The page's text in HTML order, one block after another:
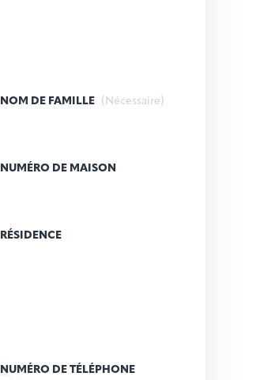
NOM DE FAMILLE (Nécessaire)
NUMÉRO DE MAISON
RÉSIDENCE
NUMÉRO DE TÉLÉPHONE